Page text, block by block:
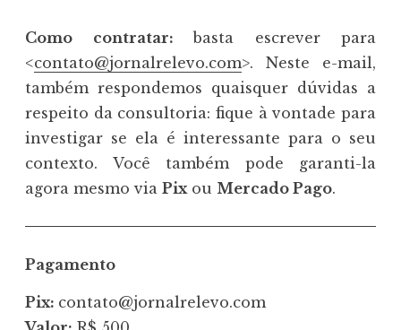
Como contratar:basta escrever para
<contato@jornalrelevo.com>. Neste e-mail,
também respondemos quaisquer dúvidas a
respeito da consultoria: fique à vontade para
investigar se ela é interessante para o seu
contexto. Você também pode garanti-la
agora mesmo via Pixou Mercado Pago.
Pagamento
Pix: contato@jornalrelevo.com